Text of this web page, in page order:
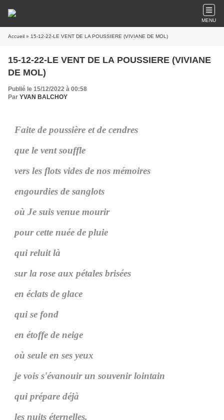
MENU
Accueil » 15-12-22-LE VENT DE LA POUSSIERE (VIVIANE DE MOL)
15-12-22-LE VENT DE LA POUSSIERE (VIVIANE
DE MOL)
Publié le 15/12/2022 à 00:58
Par YVAN BALCHOY
Faite de poussière et de cendres
que le vent souffle
vers les flots vides de nos mémoires
engourdies de sanglots
où Je suis venue mourir
pour cette nuée de pluie
qui reluit là
sur la rose aux pétales brisées
en éclats de glace
qui se fond
en étoffe de neige
où seule en ses yeux
je vois s'évanouir un souvenir lointain
qui prépare déjà
les nuits éternelles.